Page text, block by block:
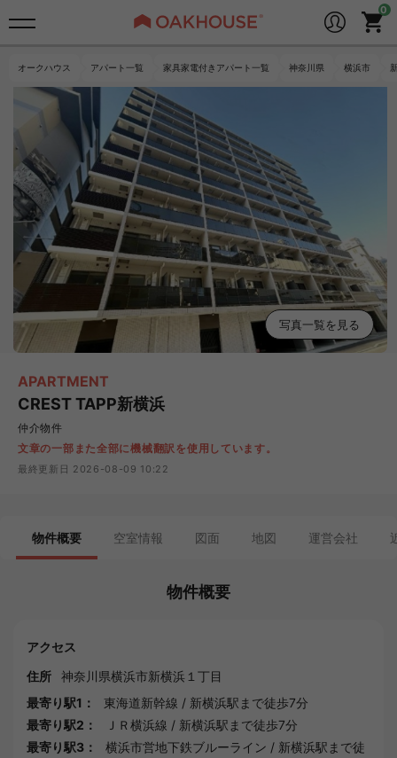
オークハウス アパート一覧 家具家電付きアパート一覧 神奈川県 横浜市
写真一覧を見る
APARTMENT
CREST TAPP新横浜
仲介物件
文章の一部また全部に機械翻訳を使用しています。
最終更新日 2026-08-09 10:22
物件概要 空室情報 図面 地図 運営会社
物件概要
アクセス
住所
神奈川県横浜市新横浜１丁目
最寄り駅1：
東海道新幹線 / 新横浜駅 まで徒歩7分
最寄り駅2：
ＪＲ横浜線 / 新横浜駅 まで徒歩7分
最寄り駅3：
横浜市営地下鉄ブルーライン / 新横浜駅 まで徒